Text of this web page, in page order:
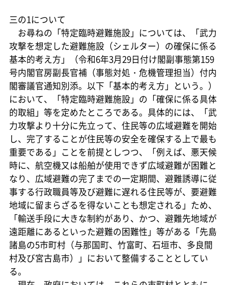
三の1について
お尋ねの「特定臨時避難施設」については、「武力
攻撃を想定した避難施設（シェルター）の確保に係る
基本的考え方」（令和6年3月29日付け閣副事態第159
号内閣官房副長官補（事態対処・危機管理担当）付内
閣審議官通知別添。以下「基本的考え方」という。）
において、「特定臨時避難施設」の「確保に係る具体
的取組」等を定めたところである。具体的には、「武
力攻撃より十分に先立って、住民等の広域避難を開始
し、完了することが住民等の安全を確保する上で最も
重要である」ことを前提としつつ、「例えば、悪天候
時に、航空機又は船舶が使用できず広域避難が困難と
なり、広域避難の完了までの一定期間、避難誘導に従
事する行政職員等及び避難に遅れる住民等が、要避難
地域に留まらざるを得ないことも想定される」ため、
「輸送手段に大きな制約があり、かつ、避難先地域が
遠距離にあるといった避難の困難性」等がある「先島
諸島の5市町村（与那国町、竹富町、石垣市、多良間
村及び宮古島市）」において整備することとしてい
る。